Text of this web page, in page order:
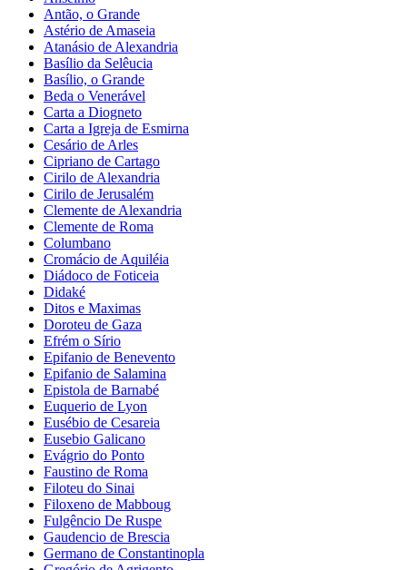
Antão, o Grande
Astério de Amaseia
Atanásio de Alexandria
Basílio da Selêucia
Basílio, o Grande
Beda o Venerável
Carta a Diogneto
Carta a Igreja de Esmirna
Cesário de Arles
Cipriano de Cartago
Cirilo de Alexandria
Cirilo de Jerusalém
Clemente de Alexandria
Clemente de Roma
Columbano
Cromácio de Aquiléia
Diádoco de Foticeia
Didaké
Ditos e Maximas
Doroteu de Gaza
Efrém o Sírio
Epifanio de Benevento
Epifanio de Salamina
Epistola de Barnabé
Euquerio de Lyon
Eusébio de Cesareia
Eusebio Galicano
Evágrio do Ponto
Faustino de Roma
Filoteu do Sinai
Filoxeno de Mabboug
Fulgêncio De Ruspe
Gaudencio de Brescia
Germano de Constantinopla